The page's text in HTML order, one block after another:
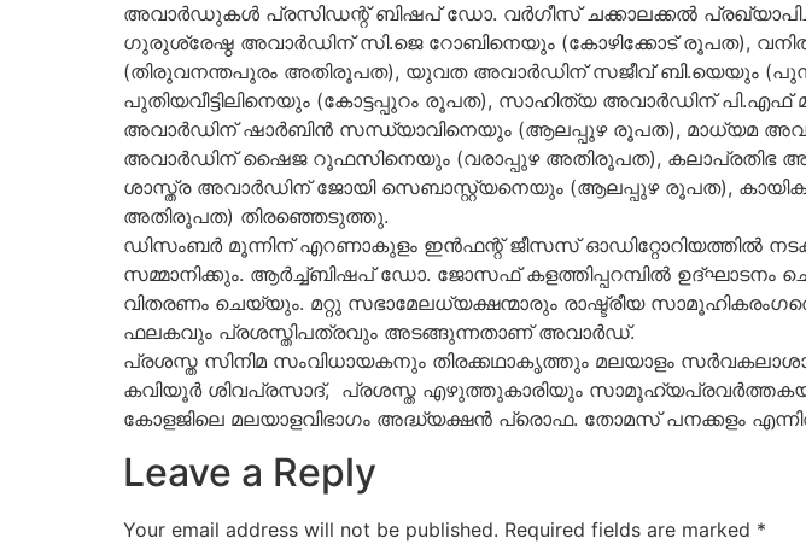
അവാര്‍ഡുകള്‍ പ്രസിഡന്റ് ബിഷപ് ഡോ. വര്‍ഗീസ് ചക്കാലക്കല്‍
ഗുരുശ്രേഷ്ഠ അവാര്‍ഡിന് സി.ജെ റോബിനെയും (കോഴിക്കോട് രൂപത),
(തിരുവനന്തപുരം അതിരൂപത), യുവത അവാര്‍ഡിന് സജീവ് ബി.യെയും
പുതിയവീട്ടിലിനെയും (കോട്ടപ്പുറം രൂപത), സാഹിത്യ അവാര്‍ഡിന്
അവാര്‍ഡിന് ഷാര്‍ബിന്‍ സന്ധ്യാവിനെയും (ആലപ്പുഴ രൂപത), മാധ്യമ
അവാര്‍ഡിന് ഷൈജ റൂഫസിനെയും (വരാപ്പുഴ അതിരൂപത), കലാപ്രതിഭ
ശാസ്ത്ര അവാര്‍ഡിന് ജോയി സെബാസ്റ്റ്യനെയും (ആലപ്പുഴ രൂപത),
അതിരൂപത) തിരഞ്ഞെടുത്തു.
ഡിസംബര്‍ മൂന്നിന് എറണാകുളം ഇന്‍ഫന്റ് ജീസസ് ഓഡിറ്റോറിയത്തില്‍
സമ്മാനിക്കും. ആര്‍ച്ച്ബിഷപ് ഡോ. ജോസഫ് കളത്തിപ്പറമ്പില്‍
വിതരണം ചെയ്യും. മറ്റു സഭാമേലധ്യക്ഷന്മാരും രാഷ്ട്രീയ
ഫലകവും പ്രശസ്തിപത്രവും അടങ്ങുന്നതാണ് അവാര്‍ഡ്.
പ്രശസ്ത സിനിമ സംവിധായകനും തിരക്കഥാകൃത്തും മലയാളം
കവിയൂര്‍ ശിവപ്രസാദ്, പ്രശസ്ത എഴുത്തുകാരിയും
കോളജിലെ മലയാളവിഭാഗം അദ്ധ്യക്ഷന്‍ പ്രൊഫ. തോമസ് പനക്കളം
Leave a Reply
Your email address will not be published. Required fields are marked *